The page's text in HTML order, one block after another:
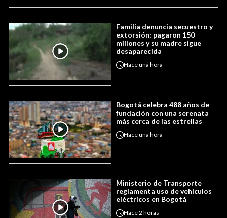
Familia denuncia secuestro y
extorsión: pagaron 150
millones y su madre sigue
desaparecida
Haceuna hora
Bogotá celebra 488 años de
fundación con una serenata
más cerca de las estrellas
Haceuna hora
Ministerio de Transporte
reglamenta uso de vehículos
eléctricos en Bogotá
Hace2 horas